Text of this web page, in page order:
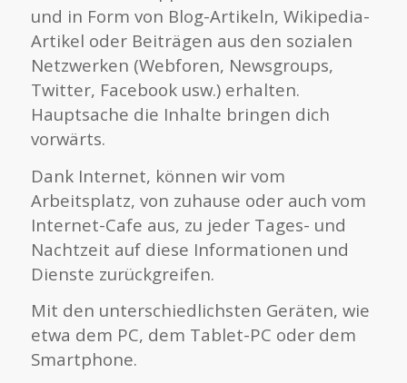
und in Form von Blog-Artikeln, Wikipedia-
Artikel oder Beiträgen aus den sozialen
Netzwerken (Webforen, Newsgroups,
Twitter, Facebook usw.) erhalten.
Hauptsache die Inhalte bringen dich
vorwärts.
Dank Internet, können wir vom
Arbeitsplatz, von zuhause oder auch vom
Internet-Cafe aus, zu jeder Tages- und
Nachtzeit auf diese Informationen und
Dienste zurückgreifen.
Mit den unterschiedlichsten Geräten, wie
etwa dem PC, dem Tablet-PC oder dem
Smartphone.